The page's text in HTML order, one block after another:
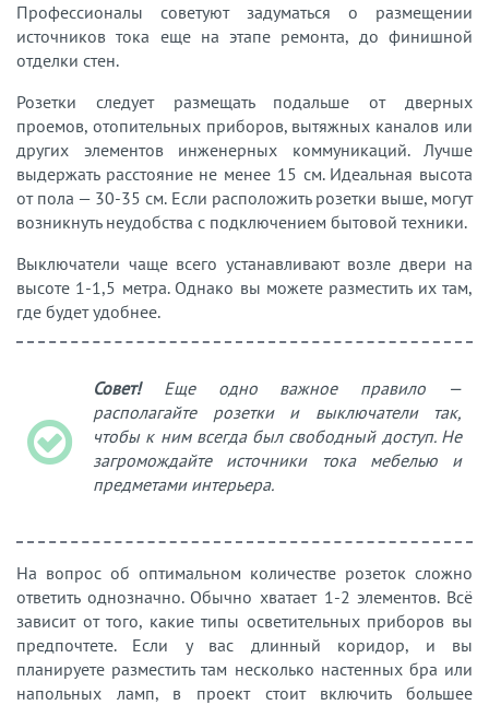
Профессионалы советуют задуматься о размещении
источников тока еще на этапе ремонта, до финишной
отделки стен.
Розетки следует размещать подальше от дверных
проемов, отопительных приборов, вытяжных каналов или
других элементов инженерных коммуникаций. Лучше
выдержать расстояние не менее 15 см. Идеальная высота
от пола — 30-35 см. Если расположить розетки выше, могут
возникнуть неудобства с подключением бытовой техники.
Выключатели чаще всего устанавливают возле двери на
высоте 1-1,5 метра. Однако вы можете разместить их там,
где будет удобнее.
Совет! Еще одно важное правило —
располагайте розетки и выключатели так,
чтобы к ним всегда был свободный доступ. Не
загромождайте источники тока мебелью и
предметами интерьера.
На вопрос об оптимальном количестве розеток сложно
ответить однозначно. Обычно хватает 1-2 элементов. Всё
зависит от того, какие типы осветительных приборов вы
предпочтете. Если у вас длинный коридор, и вы
планируете разместить там несколько настенных бра или
напольных ламп, в проект стоит включить большее